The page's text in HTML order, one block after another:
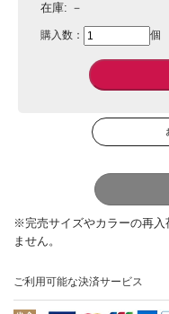
在庫: －
購入数： 個
ご利用可能な決済サービス